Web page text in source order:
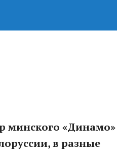
минского «Динамо»
в разные